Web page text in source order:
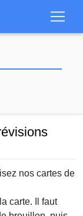
nos cartes de
carte. Il faut